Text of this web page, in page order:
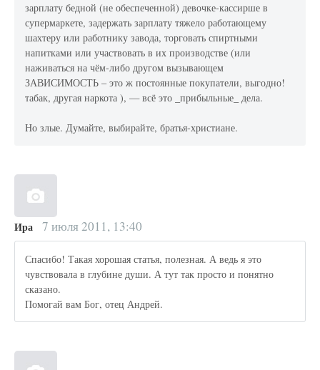
зарплату бедной (не обеспеченной) девочке-кассирше в
супермаркете, задержать зарплату тяжело работающему
шахтеру или работнику завода, торговать спиртными
напитками или участвовать в их производстве (или
наживаться на чём-либо другом вызывающем
ЗАВИСИМОСТЬ – это ж постоянные покупатели, выгодно!
табак, другая наркота ), — всё это _прибыльные_ дела.
Но злые. Думайте, выбирайте, братья-христиане.
Ира 7 июля 2011, 13:40
Спасибо! Такая хорошая статья, полезная. А ведь я это
чувствовала в глубине души. А тут так просто и понятно
сказано.
Помогай вам Бог, отец Андрей.